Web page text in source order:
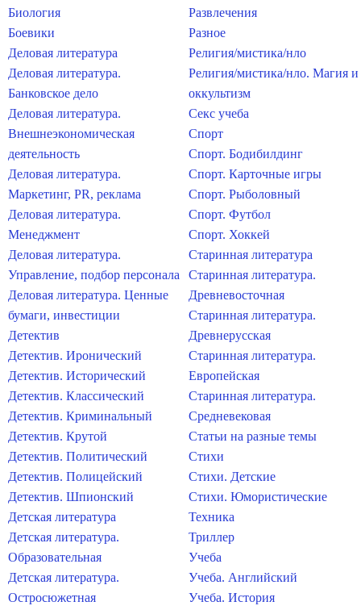
Биология
Боевики
Деловая литература
Деловая литература.
Банковское дело
Деловая литература.
Внешнеэкономическая
деятельность
Деловая литература.
Маркетинг, PR, реклама
Деловая литература.
Менеджмент
Деловая литература.
Управление, подбор персонала
Деловая литература. Ценные
бумаги, инвестиции
Детектив
Детектив. Иронический
Детектив. Исторический
Детектив. Классический
Детектив. Криминальный
Детектив. Крутой
Детектив. Политический
Детектив. Полицейский
Детектив. Шпионский
Детская литература
Детская литература.
Образовательная
Детская литература.
Остросюжетная
Развлечения
Разное
Религия/мистика/нло
Религия/мистика/нло. Магия и
оккультизм
Секс учеба
Спорт
Спорт. Бодибилдинг
Спорт. Карточные игры
Спорт. Рыболовный
Спорт. Футбол
Спорт. Хоккей
Старинная литература
Старинная литература.
Древневосточная
Старинная литература.
Древнерусская
Старинная литература.
Европейская
Старинная литература.
Средневековая
Статьи на разные темы
Стихи
Стихи. Детские
Стихи. Юмористические
Техника
Триллер
Учеба
Учеба. Английский
Учеба. История